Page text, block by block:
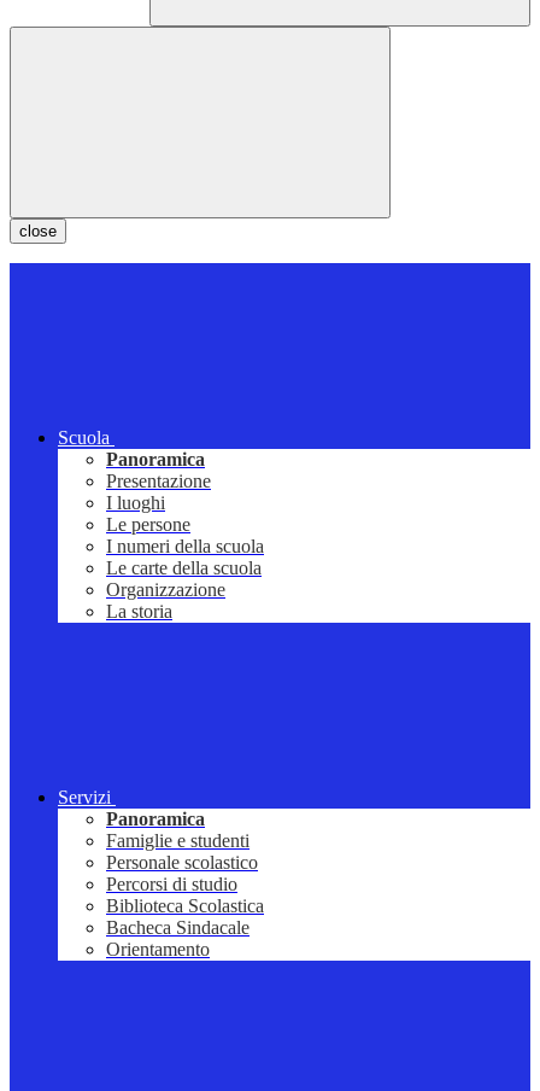
close
Scuola
Panoramica
Presentazione
I luoghi
Le persone
I numeri della scuola
Le carte della scuola
Organizzazione
La storia
Servizi
Panoramica
Famiglie e studenti
Personale scolastico
Percorsi di studio
Biblioteca Scolastica
Bacheca Sindacale
Orientamento